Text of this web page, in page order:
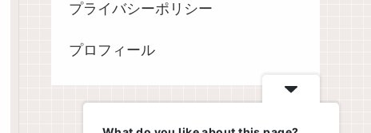
プライバシーポリシー
プロフィール